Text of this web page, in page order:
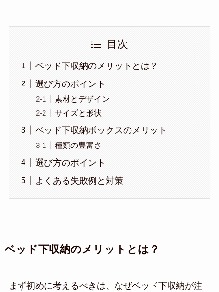
目次
ベッド下収納のメリットとは？
選び方のポイント
素材とデザイン
サイズと形状
ベッド下収納ボックスのメリット
種類の豊富さ
選び方のポイント
よくある失敗例と対策
ベッド下収納のメリットとは？
まず初めに考えるべきは、なぜベッド下収納が注